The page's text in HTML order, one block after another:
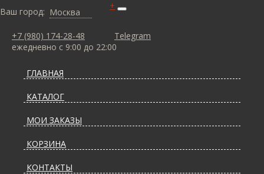
Ваш город: Москва
+7 (980) 174-28-48
Telegram
ежедневно с 9:00 до 22:00
+
ГЛАВНАЯ
КАТАЛОГ
МОИ ЗАКАЗЫ
КОРЗИНА
КОНТАКТЫ